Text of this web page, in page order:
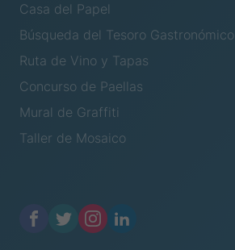
Casa del Papel
Búsqueda del Tesoro Gastronómico
Ruta de Vino y Tapas
Concurso de Paellas
Mural de Graffiti
Taller de Mosaico